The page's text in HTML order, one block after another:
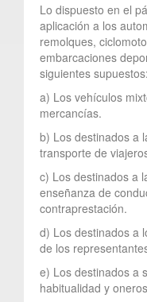
Lo dispuesto en el
aplicación a los
remolques,
embarcaciones
siguientes supuestos:
a) Los vehículos
mercancías.
b) Los destinados a
transporte de
c) Los destinados a
enseñanza de
contraprestación.
d) Los destinados a
de los
e) Los destinados a
habitualidad y